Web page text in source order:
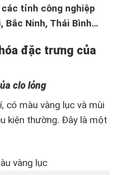
tỉnh công nghiệp
Bắc Ninh, Thái Bình…
đặc trưng của
ủa clo lỏng
có màu vàng lục và mùi
kiện thường. Đây là một